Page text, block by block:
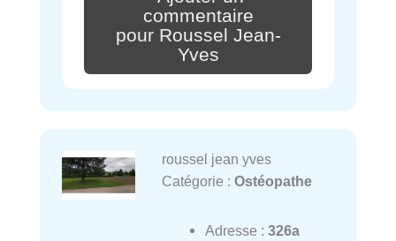
commentaire
pour Roussel Jean-
Yves
roussel jean yves
Catégorie : Ostéopathe
Adresse : 326a